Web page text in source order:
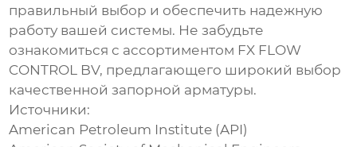
правильный выбор и обеспечить надежную
работу вашей системы. Не забудьте
ознакомиться с ассортиментом FX FLOW
CONTROL BV, предлагающего широкий выбор
качественной запорной арматуры.
Источники:
American Petroleum Institute (API)